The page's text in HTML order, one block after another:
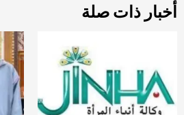
أخبار ذات صلة